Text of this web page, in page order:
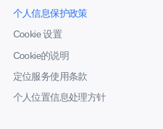
个人信息保护政策
Cookie 设置
Cookie的说明
定位服务使用条款
个人位置信息处理方针